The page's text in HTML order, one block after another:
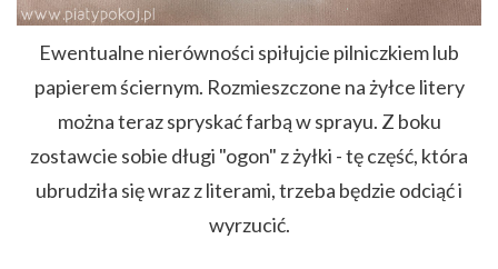
Ewentualne nierówności spiłujcie pilniczkiem lub
papierem ściernym. Rozmieszczone na żyłce litery
można teraz spryskać farbą w sprayu. Z boku
zostawcie sobie długi "ogon" z żyłki - tę część, która
ubrudziła się wraz z literami, trzeba będzie odciąć i
wyrzucić.